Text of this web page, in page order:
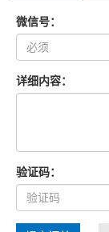
微信号：
详细内容：
验证码：